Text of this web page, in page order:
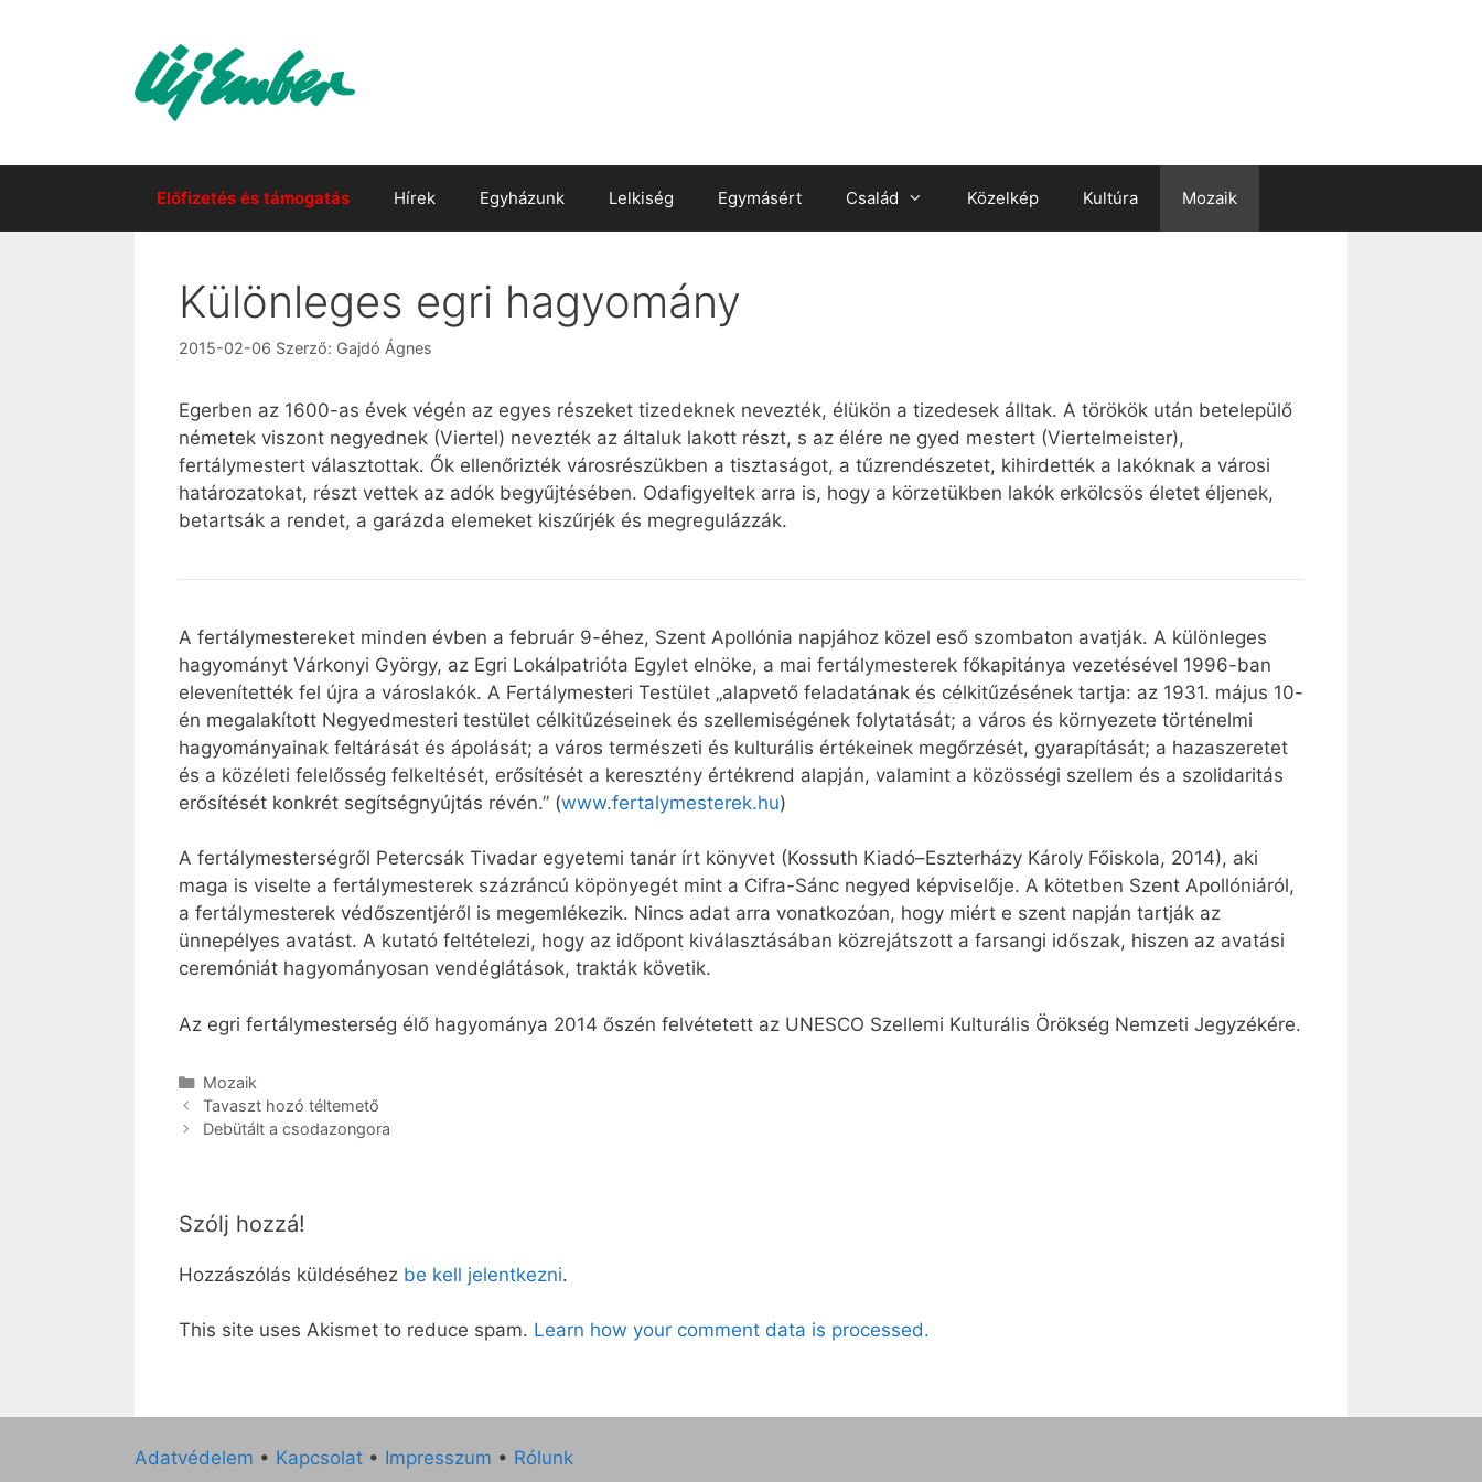
Előfizetés és támogatás Hírek Egyházunk Lelkiség Egymásért Család Közelkép Kultúra Mozaik
Különleges egri hagyomány
2015-02-06 Szerző: Gajdó Ágnes
Egerben az 1600-as évek végén az egyes részeket tizedeknek nevezték, élükön a tizedesek álltak. A törökök után betelepülő
németek viszont negyednek (Viertel) nevezték az általuk lakott részt, s az élére ne gyed mestert (Viertelmeister),
fertálymestert választottak. Ők ellenőrizték városrészükben a tisztaságot, a tűzrendészetet, kihirdették a lakóknak a városi
határozatokat, részt vettek az adók begyűjtésében. Odafigyeltek arra is, hogy a körzetükben lakók erkölcsös életet éljenek,
betartsák a rendet, a garázda elemeket kiszűrjék és megregulázzák.
A fertálymestereket minden évben a február 9-éhez, Szent Apollónia napjához közel eső szombaton avatják. A különleges
hagyományt Várkonyi György, az Egri Lokálpatrióta Egylet elnöke, a mai fertálymesterek főkapitánya vezetésével 1996-ban
elevenítették fel újra a városlakók. A Fertálymesteri Testület „alapvető feladatának és célkitűzésének tartja: az 1931. május 10-
én megalakított Negyedmesteri testület célkitűzéseinek és szellemiségének folytatását; a város és környezete történelmi
hagyományainak feltárását és ápolását; a város természeti és kulturális értékeinek megőrzését, gyarapítását; a hazaszeretet
és a közéleti felelősség felkeltését, erősítését a keresztény értékrend alapján, valamint a közösségi szellem és a szolidaritás
erősítését konkrét segítségnyújtás révén.” (www.fertalymesterek.hu)
A fertálymesterségről Petercsák Tivadar egyetemi tanár írt könyvet (Kossuth Kiadó–Eszterházy Károly Főiskola, 2014), aki
maga is viselte a fertálymesterek százráncú köpönyegét mint a Cifra-Sánc negyed képviselője. A kötetben Szent Apollóniáról,
a fertálymesterek védőszentjéről is megemlékezik. Nincs adat arra vonatkozóan, hogy miért e szent napján tartják az
ünnepélyes avatást. A kutató feltételezi, hogy az időpont kiválasztásában közrejátszott a farsangi időszak, hiszen az avatási
ceremóniát hagyományosan vendéglátások, trakták követik.
Az egri fertálymesterség élő hagyománya 2014 őszén felvétetett az UNESCO Szellemi Kulturális Örökség Nemzeti Jegyzékére.
Kategória
Mozaik
Tavaszt hozó téltemető
Debütált a csodazongora
Szólj hozzá!
Hozzászólás küldéséhez be kell jelentkezni.
This site uses Akismet to reduce spam. Learn how your comment data is processed.
Adatvédelem • Kapcsolat • Impresszum • Rólunk